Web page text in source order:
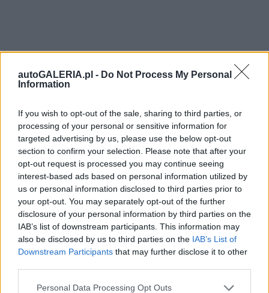
autoGALERIA.pl - Do Not Process My Personal
Information
If you wish to opt-out of the sale, sharing to third parties, or
processing of your personal or sensitive information for
targeted advertising by us, please use the below opt-out
section to confirm your selection. Please note that after your
opt-out request is processed you may continue seeing
interest-based ads based on personal information utilized by
us or personal information disclosed to third parties prior to
your opt-out. You may separately opt-out of the further
disclosure of your personal information by third parties on the
IAB’s list of downstream participants. This information may
also be disclosed by us to third parties on the IAB’s List of
Downstream Participants that may further disclose it to other
Please note that this website/app uses one or more Google
Personal Data Processing Opt Outs